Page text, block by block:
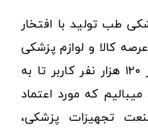
طب تولید با افتخار
در عرصه کالا و لوازم پزشکی
توانسته مورد اعتماد بیش از ۱۲۰ هزار نفر کاربر تا به
که مورد اعتماد
تجهیزات پزشکی،